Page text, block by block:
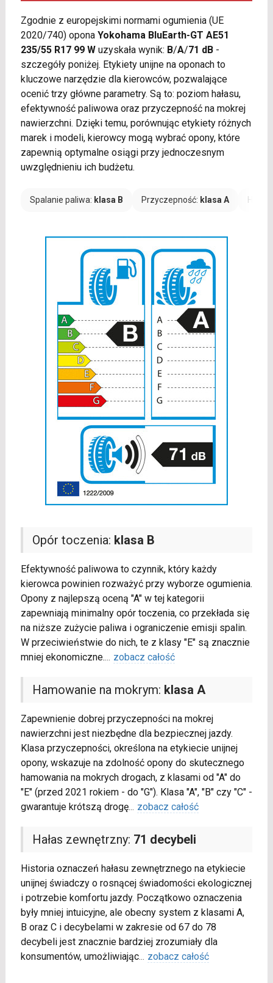
Zgodnie z europejskimi normami ogumienia (UE
2020/740) opona Yokohama BluEarth-GT AE51
235/55 R17 99 Wuzyskała wynik: B/A/71 dB-
szczegóły poniżej. Etykiety unijne na oponach to
kluczowe narzędzie dla kierowców, pozwalające
ocenić trzy główne parametry. Są to: poziom hałasu,
efektywność paliwowa oraz przyczepność na mokrej
nawierzchni. Dzięki temu, porównując etykiety różnych
marek i modeli, kierowcy mogą wybrać opony, które
zapewnią optymalne osiągi przy jednoczesnym
uwzględnieniu ich budżetu.
Spalanie paliwa: klasa B Przyczepność: klasa A Hałas:
Opór toczenia: klasa B
Efektywność paliwowa to czynnik, który każdy
kierowca powinien rozważyć przy wyborze ogumienia.
Opony z najlepszą oceną "A" w tej kategorii
zapewniają minimalny opór toczenia, co przekłada się
na niższe zużycie paliwa i ograniczenie emisji spalin.
W przeciwieństwie do nich, te z klasy "E" są znacznie
mniej ekonomiczne.... zobacz całość
Hamowanie na mokrym: klasa A
Zapewnienie dobrej przyczepności na mokrej
nawierzchni jest niezbędne dla bezpiecznej jazdy.
Klasa przyczepności, określona na etykiecie unijnej
opony, wskazuje na zdolność opony do skutecznego
hamowania na mokrych drogach, z klasami od "A" do
"E" (przed 2021 rokiem - do "G"). Klasa "A", "B" czy "C" -
gwarantuje krótszą drogę... zobacz całość
Hałas zewnętrzny: 71 decybeli
Historia oznaczeń hałasu zewnętrznego na etykiecie
unijnej świadczy o rosnącej świadomości ekologicznej
i potrzebie komfortu jazdy. Początkowo oznaczenia
były mniej intuicyjne, ale obecny system z klasami A,
B oraz C i decybelami w zakresie od 67 do 78
decybeli jest znacznie bardziej zrozumiały dla
konsumentów, umożliwiając... zobacz całość